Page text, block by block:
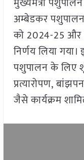
अम्बेडकर पशुपालन
को 2024-25 और
निर्णय लिया
पशुपालन के लिए
प्रत्यारोपण,
जैसे कार्यक्रम